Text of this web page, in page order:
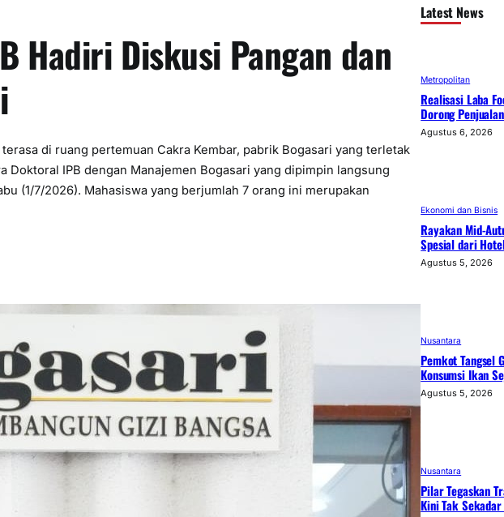
Hadiri Diskusi Pangan dan
di ruang pertemuan Cakra Kembar, pabrik Bogasari yang terletak
Doktoral IPB dengan Manajemen Bogasari yang dipimpin langsung
(1/7/2026). Mahasiswa yang berjumlah 7 orang ini merupakan
Latest News
Metropolitan
Realisasi Laba
Dorong
Agustus 6, 2026
Ekonomi dan Bisnis
Rayakan Mid-
Spesial dari
Agustus 5, 2026
Nusantara
Pemkot Tangsel
Konsumsi Ikan
Agustus 5, 2026
Nusantara
Pilar Tegaskan
Kini Tak